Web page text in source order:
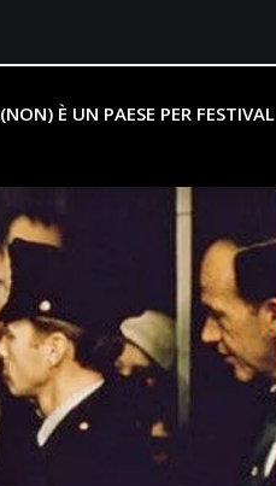
(NON) È UN PAESE PER FESTIVAL